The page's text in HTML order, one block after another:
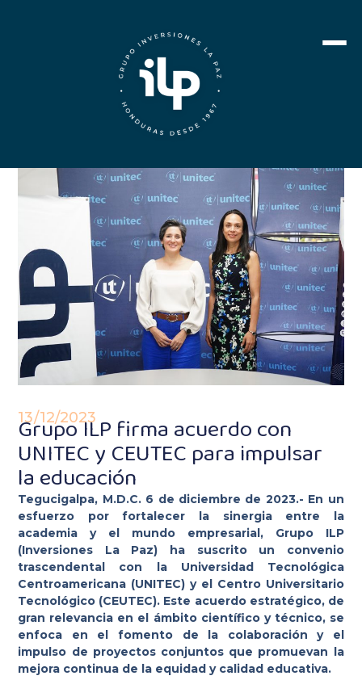
13/12/2023
Grupo ILP firma acuerdo con
UNITEC y CEUTEC para impulsar
la educación
Tegucigalpa, M.D.C. 6 de diciembre de 2023.- En un
esfuerzo por fortalecer la sinergia entre la
academia y el mundo empresarial, Grupo ILP
(Inversiones La Paz) ha suscrito un convenio
trascendental con la Universidad Tecnológica
Centroamericana (UNITEC) y el Centro Universitario
Tecnológico (CEUTEC). Este acuerdo estratégico, de
gran relevancia en el ámbito científico y técnico, se
enfoca en el fomento de la colaboración y el
impulso de proyectos conjuntos que promuevan la
mejora continua de la equidad y calidad educativa.